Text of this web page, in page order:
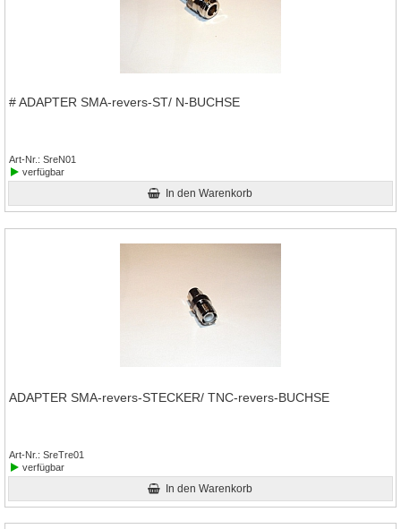
# ADAPTER SMA-revers-ST/ N-BUCHSE
Art-Nr.
SreN01
verfügbar
In den Warenkorb
ADAPTER SMA-revers-STECKER/ TNC-revers-BUCHSE
Art-Nr.
SreTre01
verfügbar
In den Warenkorb